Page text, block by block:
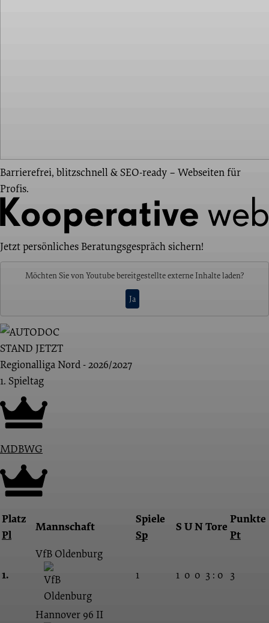
Barrierefrei, blitzschnell & SEO-ready – Webseiten für
Profis.
Jetzt persönliches Beratungsgespräch sichern!
Möchten Sie vonYoutubebereitgestellte externe Inhalte laden?
Ja
STAND JETZT
Regionalliga Nord - 2026/2027
1. Spieltag
MDBWG
Platz
Pl
Mannschaft
Spiele
Sp
S UNTore
Punkte
Pt
1.
VfB Oldenburg
1
1 0 0 3 : 0 3
Hannover 96 II